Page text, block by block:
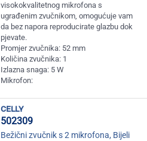
visokokvalitetnog mikrofona s
ugrađenim zvučnikom, omogućuje vam
da bez napora reproducirate glazbu dok
pjevate.
Promjer zvučnika: 52 mm
Količina zvučnika: 1
Izlazna snaga: 5 W
Mikrofon:
celly
502309
Bežični zvučnik s 2 mikrofona, Bijeli